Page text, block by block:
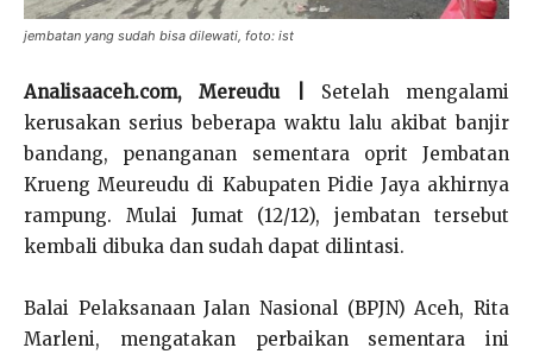
jembatan yang sudah bisa dilewati, foto: ist
Analisaaceh.com, Mereudu |
Setelah mengalami
kerusakan serius beberapa waktu lalu akibat banjir
bandang, penanganan sementara oprit Jembatan
Krueng Meureudu di Kabupaten Pidie Jaya akhirnya
rampung. Mulai Jumat (12/12), jembatan tersebut
kembali dibuka dan sudah dapat dilintasi.
Balai Pelaksanaan Jalan Nasional (BPJN) Aceh, Rita
Marleni, mengatakan perbaikan sementara ini